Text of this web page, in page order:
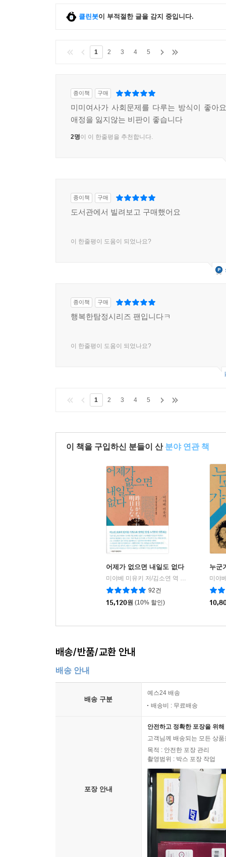
클린봇이 부적절한 글을 감지 중입니다.
1 2 3 4 5
종이책 구매
미미여사가 사회문제를 다루는 방식이 좋아
애정을 잃지않는 비판이 좋습니다
2명이 이 한줄평을 추천합니다.
종이책 구매
도서관에서 빌려보고 구매했어요
이 한줄평이 도움이 되었나요?
종이책 구매
행복한탐정시리즈 팬입니다ㅋ
이 한줄평이 도움이 되었나요?
1 2 3 4 5
이 책을 구입하신 분들이 산 분야 연관 책
어제가 없으면 내일도 없다
미야베 미유키 저/김소연 역 | 북스피어
92건
15,120원 (10% 할인)
누군
미야
배송/반품/교환 안내
배송 안내
배송 구분
예스24 배송
배송비 : 무료배송
포장 안내
안전하고 정확한 포장을 위
고객님께 배송되는 모든 상
목적 : 안전한 포장 관리
촬영범위 : 박스 포장 작업